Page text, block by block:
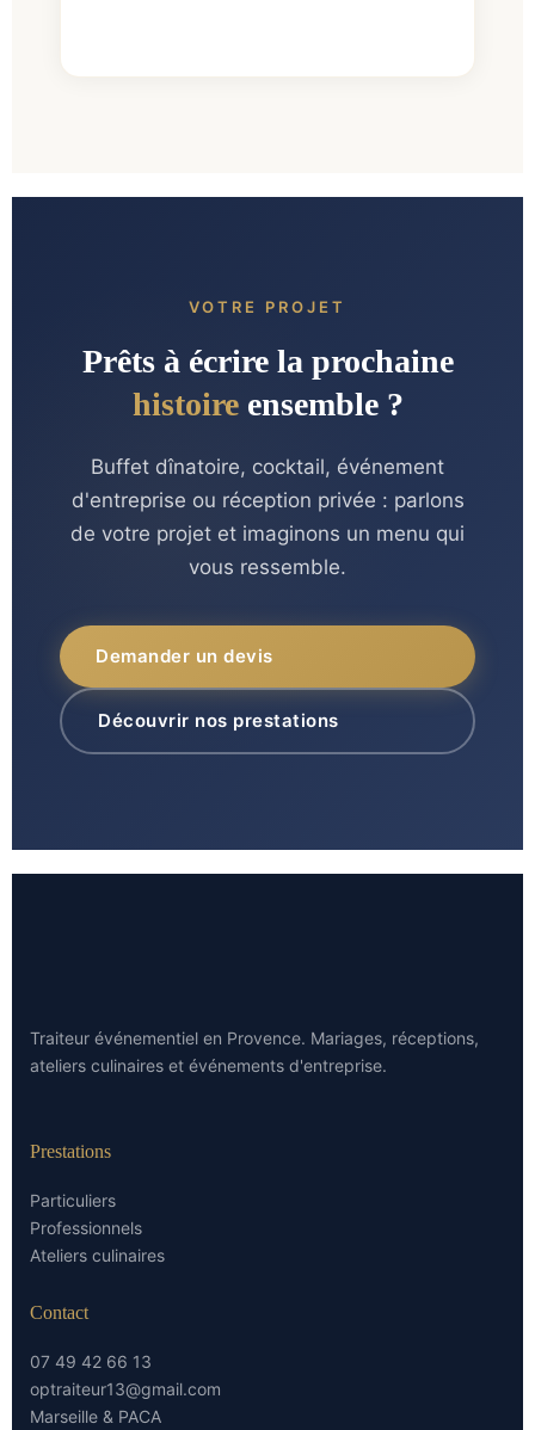
VOTRE PROJET
Prêts à écrire la prochaine
histoireensemble ?
Buffet dînatoire, cocktail, événement
d'entreprise ou réception privée : parlons
de votre projet et imaginons un menu qui
vous ressemble.
Demander un devis
Découvrir nos prestations
Traiteur événementiel en Provence. Mariages, réceptions,
ateliers culinaires et événements d'entreprise.
Prestations
Particuliers
Professionnels
Ateliers culinaires
Contact
07 49 42 66 13
optraiteur13@gmail.com
Marseille & PACA